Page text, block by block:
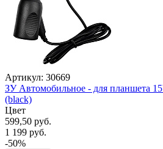
Артикул: 30669
ЗУ Автомобильное - для планшета
(black)
Цвет
599,50 руб.
1 199 руб.
-50%